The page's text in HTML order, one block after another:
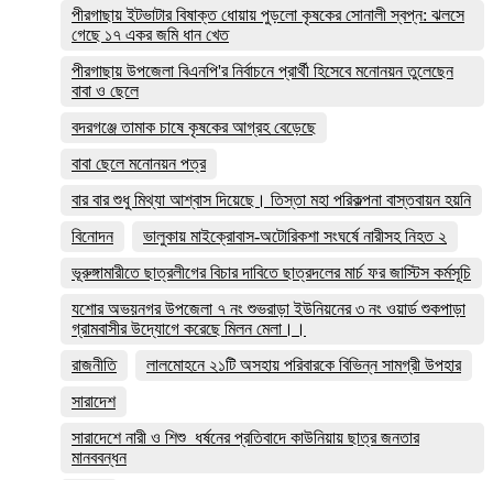
পীরগাছায় ইটভাটার বিষাক্ত ধোয়ায় পুড়লো কৃষকের সোনালী স্বপ্ন: ঝলসে
গেছে ১৭ একর জমি ধান খেত
পীরগাছায় উপজেলা বিএনপি'র নির্বাচনে প্রার্থী হিসেবে মনোনয়ন তুলেছেন
বাবা ও ছেলে
বদরগঞ্জে তামাক চাষে কৃষকের আগ্রহ বেড়েছে
বাবা ছেলে মনোনয়ন পত্র
বার বার শুধু মিথ্যা আশ্বাস দিয়েছে। তিস্তা মহা পরিকল্পনা বাস্তবায়ন হয়নি
বিনোদন
ভালুকায় মাইক্রোবাস-অটোরিকশা সংঘর্ষে নারীসহ নিহত ২
ভূরুঙ্গামারীতে ছাত্রলীগের বিচার দাবিতে ছাত্রদলের মার্চ ফর জাস্টিস কর্মসূচি
যশোর অভয়নগর উপজেলা ৭ নং শুভরাড়া ইউনিয়নের ৩ নং ওয়ার্ড শুকপাড়া
গ্রামবাসীর উদ্যোগে করেছে মিলন মেলা।।
রাজনীতি
লালমোহনে ২১টি অসহায় পরিবারকে বিভিন্ন সামগ্রী উপহার
সারাদেশ
সারাদেশে নারী ও শিশু ধর্ষনের প্রতিবাদে কাউনিয়ায় ছাত্র জনতার
মানববন্ধন